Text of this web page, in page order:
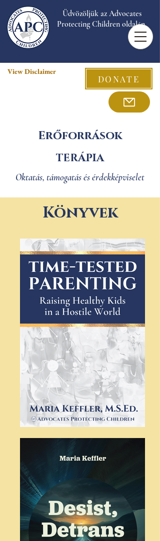
Üdvözöljük az Advocates
Protecting Children oldalán.
View Disclaimer
DONATE
Erőforrások
TERÁPIA
Oktatás, támogatás és érdekképviselet
Könyvek